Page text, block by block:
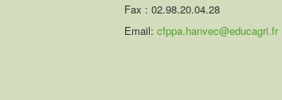
Fax : 02.98.20.04.28
Email: cfppa.hanvec@educagri.fr